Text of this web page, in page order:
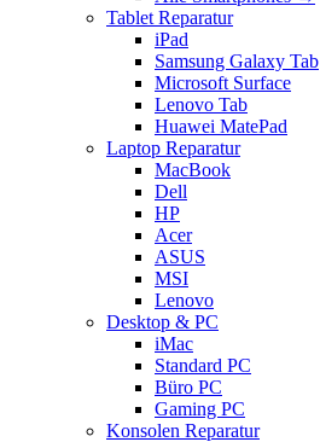
Tablet Reparatur
iPad
Samsung Galaxy Tab
Microsoft Surface
Lenovo Tab
Huawei MatePad
Laptop Reparatur
MacBook
Dell
HP
Acer
ASUS
MSI
Lenovo
Desktop & PC
iMac
Standard PC
Büro PC
Gaming PC
Konsolen Reparatur